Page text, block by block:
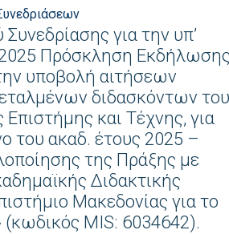
για την υπ’
Πρόσκληση Εκδήλωσης
υποβολή αιτήσεων
διδασκόντων του
και Τέχνης, για
του ακαδ. έτους 2025 –
της Πράξης με
Διδακτικής
Μακεδονίας για το
MIS: 6034642).